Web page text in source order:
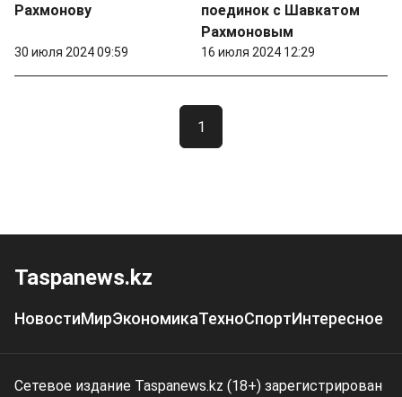
Рахмонову
30 июля 2024 09:59
поединок с Шавкатом
Рахмоновым
16 июля 2024 12:29
1
Taspanews.kz
НовостиМирЭкономикаТехноСпортИнтересное
Сетевое издание Taspanews.kz (18+) зарегистрирован